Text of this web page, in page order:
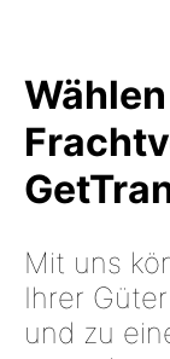
Mit uns
Ihrer
und zu